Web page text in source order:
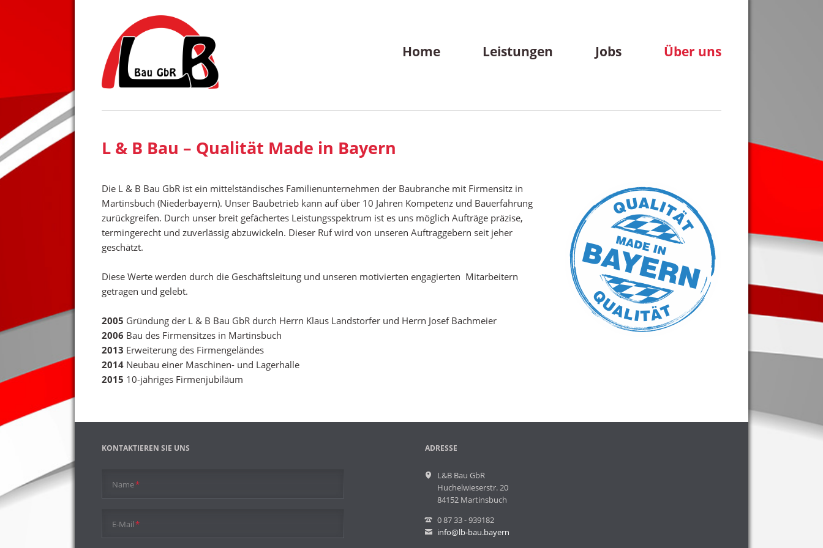
Navigation
Home Leistungen Jobs Über uns
L & B Bau – Qualität Made in Bayern
Die L & B Bau GbR ist ein mittelständisches Familienunternehmen der Baubranche mit Firmensitz in
Martinsbuch (Niederbayern). Unser Baubetrieb kann auf über 10 Jahren Kompetenz und Bauerfahrung
zurückgreifen. Durch unser breit gefächertes Leistungsspektrum ist es uns möglich Aufträge präzise,
termingerecht und zuverlässig abzuwickeln. Dieser Ruf wird von unseren Auftraggebern seit jeher
geschätzt.
Diese Werte werden durch die Geschäftsleitung und unseren motivierten engagierten Mitarbeitern
getragen und gelebt.
2005 Gründung der L & B Bau GbR durch Herrn Klaus Landstorfer und Herrn Josef Bachmeier
2006 Bau des Firmensitzes in Martinsbuch
2013 Erweiterung des Firmengeländes
2014 Neubau einer Maschinen- und Lagerhalle
2015 10-jähriges Firmenjubiläum
KONTAKTIEREN SIE UNS
Pflichtfeld
Name*
Pflichtfeld
E-Mail*
ADRESSE
L&B Bau GbR
Huchelwieserstr. 20
84152 Martinsbuch
0 87 33 - 939182
info@lb-bau.bayern